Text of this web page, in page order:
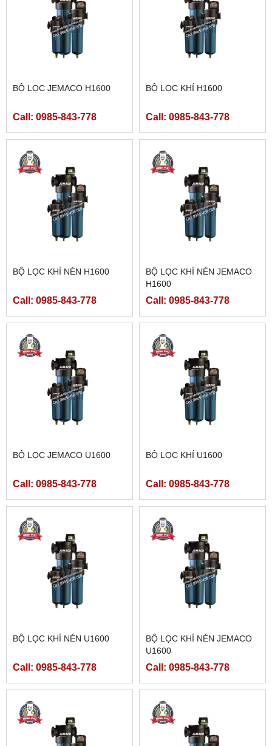
BỘ LỌC JEMACO H1600
Call: 0985-843-778
BỘ LỌC KHÍ H1600
Call: 0985-843-778
BỘ LỌC KHÍ NÉN H1600
Call: 0985-843-778
BỘ LỌC KHÍ NÉN JEMACO
H1600
Call: 0985-843-778
BỘ LỌC JEMACO U1600
Call: 0985-843-778
BỘ LỌC KHÍ U1600
Call: 0985-843-778
BỘ LỌC KHÍ NÉN U1600
Call: 0985-843-778
BỘ LỌC KHÍ NÉN JEMACO
U1600
Call: 0985-843-778